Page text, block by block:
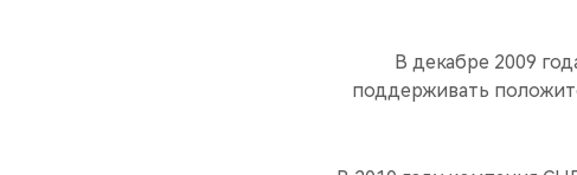
В декабре 2009
поддерживать